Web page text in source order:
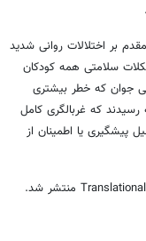
بر اختلالات روانی شدید
سلامتی همه کودکان
جوان که خطر بیشتری
رسیدند که غربالگری کامل
پیشگیری یا اطمینان از